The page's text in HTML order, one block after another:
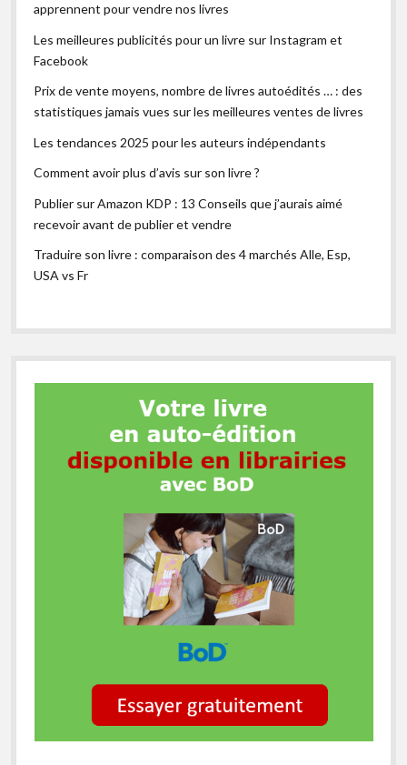
apprennent pour vendre nos livres
Les meilleures publicités pour un livre sur Instagram et
Facebook
Prix de vente moyens, nombre de livres autoédités … : des
statistiques jamais vues sur les meilleures ventes de livres
Les tendances 2025 pour les auteurs indépendants
Comment avoir plus d’avis sur son livre ?
Publier sur Amazon KDP : 13 Conseils que j’aurais aimé
recevoir avant de publier et vendre
Traduire son livre : comparaison des 4 marchés Alle, Esp,
USA vs Fr